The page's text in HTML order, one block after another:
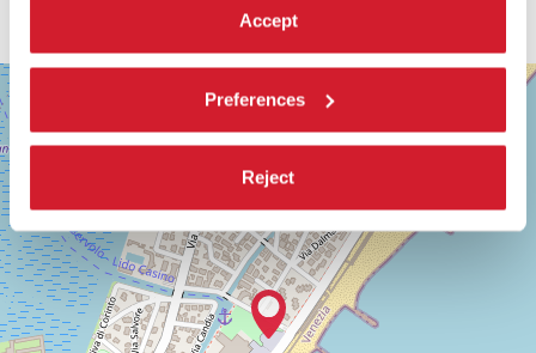
Accept
Preferences
Reject
SALA
GIARDINO
LUNGOMARE
MARCONI
30126
LIDO
DI
VENEZIA
TEL.
0415218711
info@labiennale.org
−